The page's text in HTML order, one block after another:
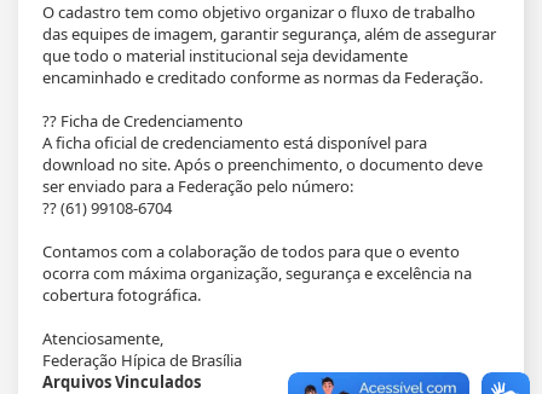
O cadastro tem como objetivo organizar o fluxo de trabalho
das equipes de imagem, garantir segurança, além de assegurar
que todo o material institucional seja devidamente
encaminhado e creditado conforme as normas da Federação.
?? Ficha de Credenciamento
A ficha oficial de credenciamento está disponível para
download no site. Após o preenchimento, o documento deve
ser enviado para a Federação pelo número:
?? (61) 99108-6704
Contamos com a colaboração de todos para que o evento
ocorra com máxima organização, segurança e excelência na
cobertura fotográfica.
Atenciosamente,
Federação Hípica de Brasília
Arquivos Vinculados